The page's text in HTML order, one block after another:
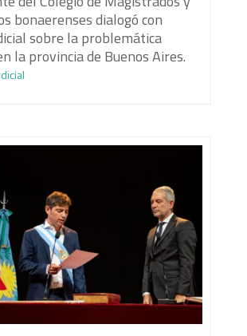
bonaerenses dialogó con
sobre la problemática
la provincia de Buenos Aires.